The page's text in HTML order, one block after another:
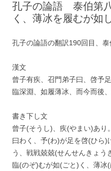
孔子の論語 泰伯第
く、薄冰を履むが如
孔子の論語の翻訳190回目、泰
漢文
曾子有疾、召門弟子曰、啓予
臨深淵、如履薄冰、而今而後
書き下し文
曾子(そうし)、疾(やまい)あり
曰わく、予(わ)が足を啓(ひら)
う、戦戦兢兢(せんせんきょう
臨(のぞ)むが如(ごと)く、薄冰